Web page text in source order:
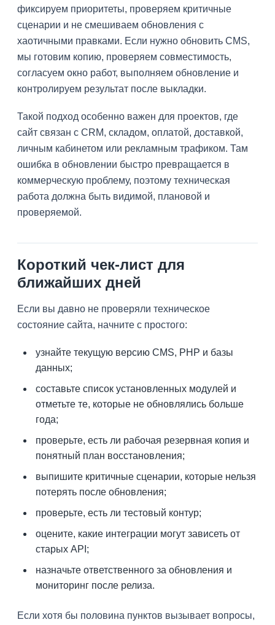
фиксируем приоритеты, проверяем критичные
сценарии и не смешиваем обновления с
хаотичными правками. Если нужно обновить CMS,
мы готовим копию, проверяем совместимость,
согласуем окно работ, выполняем обновление и
контролируем результат после выкладки.
Такой подход особенно важен для проектов, где
сайт связан с CRM, складом, оплатой, доставкой,
личным кабинетом или рекламным трафиком. Там
ошибка в обновлении быстро превращается в
коммерческую проблему, поэтому техническая
работа должна быть видимой, плановой и
проверяемой.
Короткий чек-лист для
ближайших дней
Если вы давно не проверяли техническое
состояние сайта, начните с простого:
узнайте текущую версию CMS, PHP и базы
данных;
составьте список установленных модулей и
отметьте те, которые не обновлялись больше
года;
проверьте, есть ли рабочая резервная копия и
понятный план восстановления;
выпишите критичные сценарии, которые нельзя
потерять после обновления;
проверьте, есть ли тестовый контур;
оцените, какие интеграции могут зависеть от
старых API;
назначьте ответственного за обновления и
мониторинг после релиза.
Если хотя бы половина пунктов вызывает вопросы,